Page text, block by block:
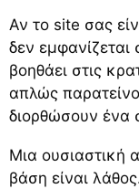
Αν το site σας
δεν
βοηθάει στις
απλώς
διορθώσουν ένα
Μια ουσιαστική
βάση είναι